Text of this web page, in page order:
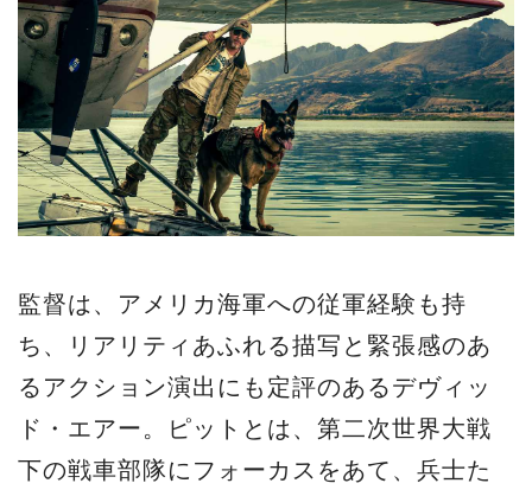
監督は、アメリカ海軍への従軍経験も持
ち、リアリティあふれる描写と緊張感のあ
るアクション演出にも定評のあるデヴィッ
ド・エアー。ピットとは、第二次世界大戦
下の戦車部隊にフォーカスをあて、兵士た